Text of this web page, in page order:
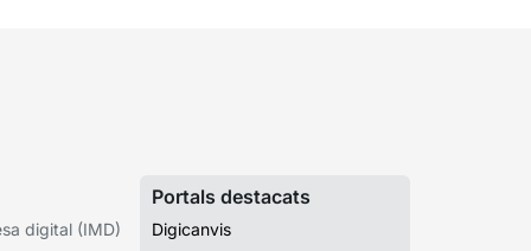
digital (IMD)
Portals destacats
Digicanvis